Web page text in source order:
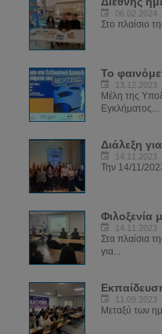
06.02.2024
Στο πλαίσιο
Το
13.12.2023
Μέλη της
Εγκλήματος...
14.11.2023
Την 14/11/
14.11.2023
Στα πλαίσια
για...
11.09.2023
Μεταξύ των